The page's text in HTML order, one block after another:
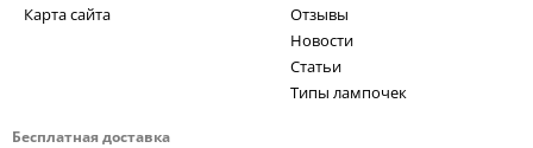
Бесплатная доставка
Карта сайта
Отзывы
Новости
Статьи
Типы лампочек